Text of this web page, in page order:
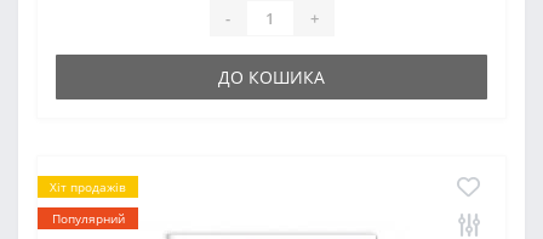
- +
ДО КОШИКА
Хіт продажів
Популярний